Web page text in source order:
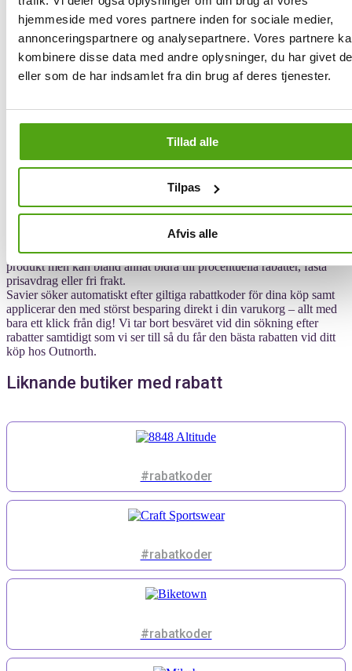
hjemmeside med vores partnere inden for sociale medier,
annonceringspartnere og analysepartnere. Vores partnere
kombinere disse data med andre oplysninger, du har givet
eller som de har indsamlet fra din brug af deres tjenester.
Tillad alle
Tilpas
Afvis alle
flexibel returpolicy fortsätter utomhusbutiken prioritera kundnöjdhet.
Sammantaget är Outnorth en e-handelsbutik för den moderna
konsumenten – alltid redo med attraktiva erbjudanden samt
rabattkoder för att säkerställa den bästa shoppingupplevelsen online.
Savier är en praktisk shoppingassistent som kan spara dig pengar, tid
få rabatt på ditt nästa köp hos Outnorth! Savier arbetar ständigt för
att hitta de mest förmånliga rabattkoderna just nu så du slipper leta
konsumenter att spara pengar när de handlar online – något vi gärna
hjälper dig med! Rabatterna varierar beroende på säljare eller
produkt men kan bland annat bidra till procentuella rabatter, fasta
prisavdrag eller fri frakt.
Savier söker automatiskt efter giltiga rabattkoder för dina köp samt
applicerar den med störst besparing direkt i din varukorg – allt med
bara ett klick från dig! Vi tar bort besväret vid din sökning efter
rabatter samtidigt som vi ser till så du får den bästa rabatten vid ditt
köp hos Outnorth.
Liknande butiker med rabatt
#rabatkoder
#rabatkoder
#rabatkoder